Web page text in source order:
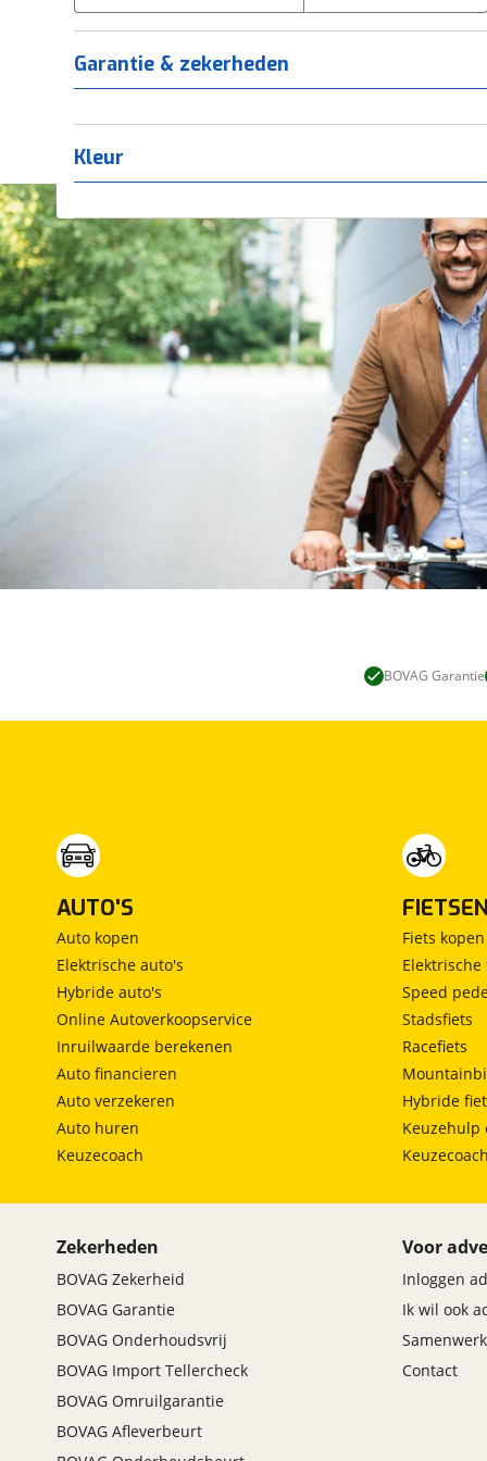
Tica
Garantie & zekerheden
Kleur
BOVAG Garantie
AUTO'S
Auto kopen
Elektrische auto's
Hybride auto's
Online Autoverkoopservice
Inruilwaarde berekenen
Auto financieren
Auto verzekeren
Auto huren
Keuzecoach
FIETSEN
Fiets kopen
Elektrische
Speed
Stadsfiets
Racefiets
Hybride
Keuzehulp
Keuzecoach
Zekerheden
BOVAG Zekerheid
BOVAG Garantie
BOVAG Onderhoudsvrij
BOVAG Import Tellercheck
BOVAG Omruilgarantie
BOVAG Afleverbeurt
Voor
Inloggen
Ik wil ook
Contact